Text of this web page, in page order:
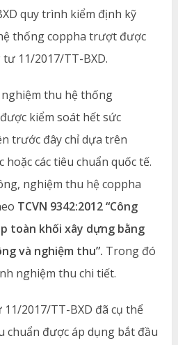
quy trình kiểm định kỹ
thống coppha trượt được
11/2017/TT-BXD.
thu hệ thống
kiểm soát hết sức
trước đây chỉ dựa trên
các tiêu chuẩn quốc tế.
nghiệm thu hệ coppha
TCVN 9342:2012 “Công
toàn khối xây dựng bằng
và nghiệm thu”. Trong đó
nghiệm thu chi tiết.
2017/TT-BXD đã cụ thể
chuẩn được áp dụng bắt đầu